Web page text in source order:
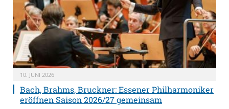
10. JUNI 2026
Bach, Brahms, Bruckner: Essener Philharmoniker
eröffnen Saison 2026/27 gemeinsam